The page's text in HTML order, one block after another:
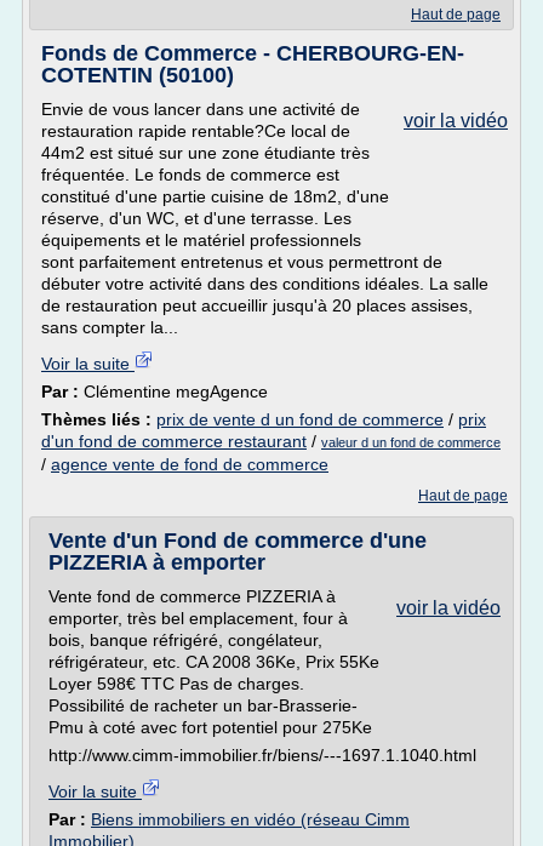
Haut de page
Fonds de Commerce - CHERBOURG-EN-
COTENTIN (50100)
voir la vidéo
Envie de vous lancer dans une activité de
restauration rapide rentable?Ce local de
44m2 est situé sur une zone étudiante très
fréquentée. Le fonds de commerce est
constitué d'une partie cuisine de 18m2, d'une
réserve, d'un WC, et d'une terrasse. Les
équipements et le matériel professionnels
sont parfaitement entretenus et vous permettront de
débuter votre activité dans des conditions idéales. La salle
de restauration peut accueillir jusqu'à 20 places assises,
sans compter la...
Voir la suite
Par : Clémentine megAgence
Thèmes liés : prix de vente d un fond de commerce / prix
d'un fond de commerce restaurant / valeur d un fond de commerce
/ agence vente de fond de commerce
Haut de page
Vente d'un Fond de commerce d'une
PIZZERIA à emporter
voir la vidéo
Vente fond de commerce PIZZERIA à
emporter, très bel emplacement, four à
bois, banque réfrigéré, congélateur,
réfrigérateur, etc. CA 2008 36Ke, Prix 55Ke
Loyer 598€ TTC Pas de charges.
Possibilité de racheter un bar-Brasserie-
Pmu à coté avec fort potentiel pour 275Ke
http://www.cimm-immobilier.fr/biens/---1697.1.1040.html
Voir la suite
Par : Biens immobiliers en vidéo (réseau Cimm
Immobilier)